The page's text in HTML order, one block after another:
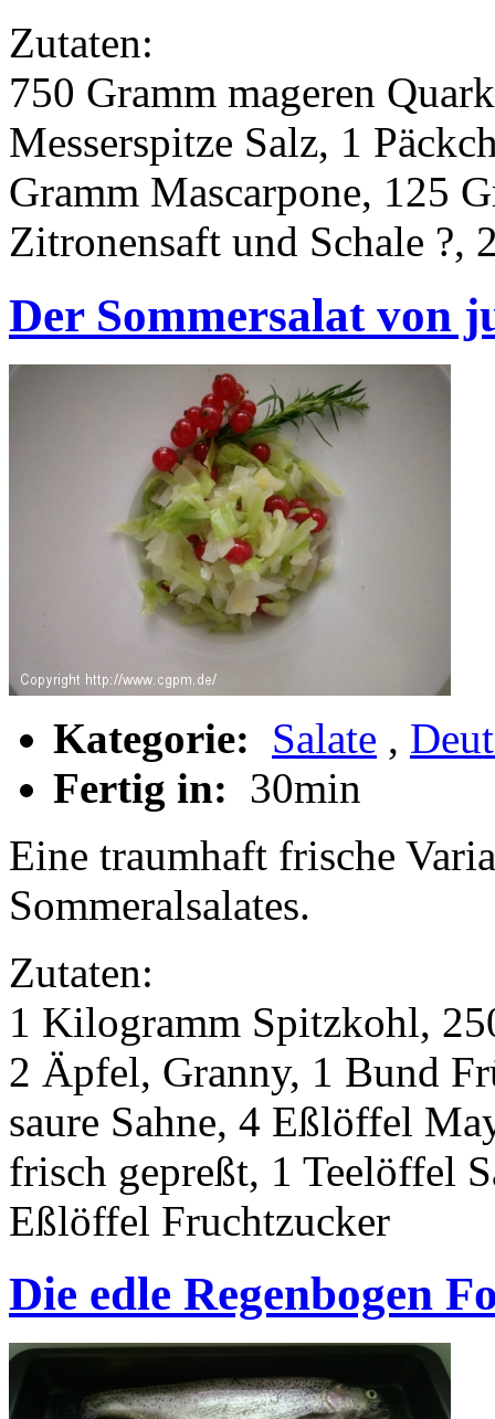
Zutaten:
750 Gramm mageren
Messerspitze Salz, 1
Gramm Mascarpone, 125
Zitronensaft und Schale ?,
Der Sommersalat von
Kategorie: Salate ,
Fertig in: 30min
Eine traumhaft frische
Sommeralsalates.
Zutaten:
1 Kilogramm Spitzkohl,
2 Äpfel, Granny, 1 Bund
saure Sahne, 4 Eßlöffel
frisch gepreßt, 1 Teelöffel
Eßlöffel Fruchtzucker
Die edle Regenbogen